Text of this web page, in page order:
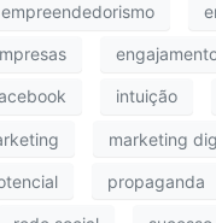
empreendedorismo
intuição
marketing
propaganda